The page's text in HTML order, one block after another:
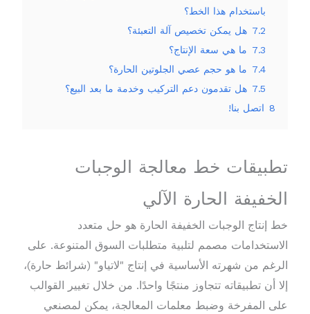
باستخدام هذا الخط؟
7.2 هل يمكن تخصيص آلة التعبئة؟
7.3 ما هي سعة الإنتاج؟
7.4 ما هو حجم عصي الجلوتين الحارة؟
7.5 هل تقدمون دعم التركيب وخدمة ما بعد البيع؟
8 اتصل بنا!
تطبيقات خط معالجة الوجبات
الخفيفة الحارة الآلي
خط إنتاج الوجبات الخفيفة الحارة هو حل متعدد
الاستخدامات مصمم لتلبية متطلبات السوق المتنوعة. على
الرغم من شهرته الأساسية في إنتاج "لاتياو" (شرائط حارة)،
إلا أن تطبيقاته تتجاوز منتجًا واحدًا. من خلال تغيير القوالب
على المفرخة وضبط معلمات المعالجة، يمكن لمصنعي